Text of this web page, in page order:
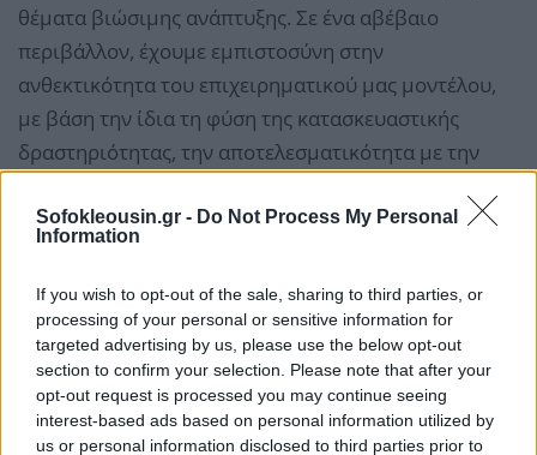
Sofokleousin.gr - Do Not Process My Personal
Information
If you wish to opt-out of the sale, sharing to third parties, or
processing of your personal or sensitive information for
targeted advertising by us, please use the below opt-out
section to confirm your selection. Please note that after your
opt-out request is processed you may continue seeing
interest-based ads based on personal information utilized by
us or personal information disclosed to third parties prior to
θέματα βιώσιμης ανάπτυξης. Σε ένα αβέβαιο
περιβάλλον, έχουμε εμπιστοσύνη στην
ανθεκτικότητα του επιχειρηματικού μας μοντέλου,
με βάση την ίδια τη φύση της κατασκευαστικής
δραστηριότητας, την αποτελεσματικότητα με την
μέχρι σήμερα, καθώς και την προσήλωση και
Οι επιδόσεις σε επιμέρους τομείς και αγορές
Στις ΗΠΑοιεπιπτώσεις της πανδημίας στον
κατασκευαστικό κλάδο δεν ήταν ιδιαίτερα σοβαρές.